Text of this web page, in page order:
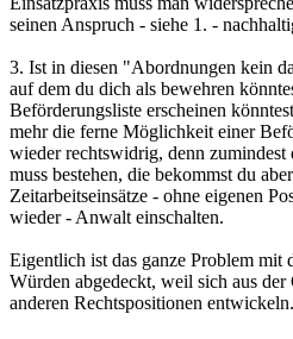
seinen Anspruch - siehe 1. -
3. Ist in diesen "Abordnungen kein
auf dem du dich als bewehren
Beförderungsliste erscheinen
mehr die ferne Möglichkeit einer
wieder rechtswidrig, denn
muss bestehen, die bekommst du
Zeitarbeitseinsätze - ohne eigenen
wieder - Anwalt einschalten.
Eigentlich ist das ganze Problem mit
Würden abgedeckt, weil sich aus
anderen Rechtspositionen entwickeln.